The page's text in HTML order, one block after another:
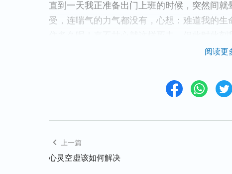
直到一天我正准备出门上班的时候，突然间
受，连喘气的力气都没有，心想：难道我的
愿望呢！无助之下我只有闭上眼睛默默地祷告
神话语带领，找到痛苦根源
后来，我看到神的话说：“因为人不认识神的
一种对抗的情绪，总有一种悖逆的态度，人
的安排，妄想改变现状、改变自己的命运，
扎是痛苦的，而这种痛苦让人刻骨铭心，同
阅读更
上一篇
心灵空虚该如何解决